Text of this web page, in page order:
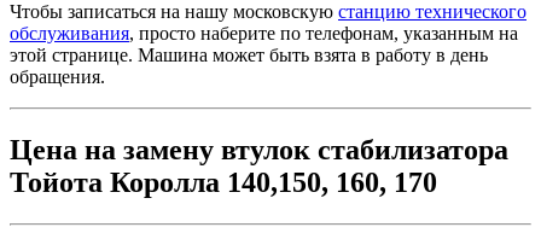
Чтобы записаться на нашу московскую станцию технического
обслуживания, просто наберите по телефонам, указанным на
этой странице. Машина может быть взята в работу в день
обращения.
Цена на замену втулок стабилизатора
Тойота Королла 140,150, 160, 170